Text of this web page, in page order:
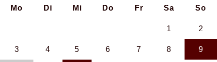
Mo Di Mi Do Fr Sa So
1 2
3 4 5 6 7 8 9